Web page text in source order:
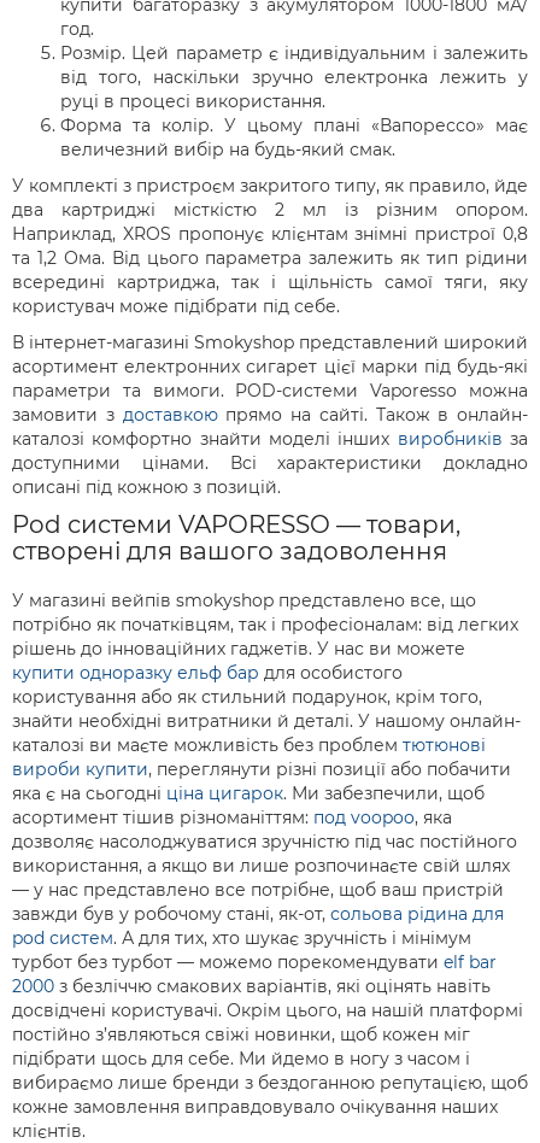
купити багаторазку з акумулятором 1000-1800 мА/
год.
Розмір. Цей параметр є індивідуальним і залежить
від того, наскільки зручно електронка лежить у
руці в процесі використання.
Форма та колір. У цьому плані «Вапорессо» має
величезний вибір на будь-який смак.
У комплекті з пристроєм закритого типу, як правило, йде
два картриджі місткістю 2 мл із різним опором.
Наприклад, XROS пропонує клієнтам знімні пристрої 0,8
та 1,2 Ома. Від цього параметра залежить як тип рідини
всередині картриджа, так і щільність самої тяги, яку
користувач може підібрати під себе.
В інтернет-магазині Smokyshop представлений широкий
асортимент електронних сигарет цієї марки під будь-які
параметри та вимоги. POD-системи Vaporesso можна
замовити з доставкоюпрямо на сайті. Також в онлайн-
каталозі комфортно знайти моделі інших виробників за
доступними цінами. Всі характеристики докладно
описані під кожною з позицій.
Pod системи VAPORESSO — товари,
створені для вашого задоволення
У магазині вейпів smokyshop представлено все, що
потрібно як початківцям, так і професіоналам: від легких
рішень до інноваційних гаджетів. У нас ви можете
купити одноразку ельф бар для особистого
користування або як стильний подарунок, крім того,
знайти необхідні витратники й деталі. У нашому онлайн-
каталозі ви маєте можливість без проблем тютюнові
вироби купити, переглянути різні позиції або побачити
яка є на сьогодні ціна цигарок. Ми забезпечили, щоб
асортимент тішив різноманіттям: под voopoo, яка
дозволяє насолоджуватися зручністю під час постійного
використання, а якщо ви лише розпочинаєте свій шлях
— у нас представлено все потрібне, щоб ваш пристрій
завжди був у робочому стані, як-от, сольова рідина для
pod систем. А для тих, хто шукає зручність і мінімум
турбот без турбот — можемо порекомендувати elf bar
2000 з безліччю смакових варіантів, які оцінять навіть
досвідчені користувачі. Окрім цього, на нашій платформі
постійно з’являються свіжі новинки, щоб кожен міг
підібрати щось для себе. Ми йдемо в ногу з часом і
вибираємо лише бренди з бездоганною репутацією, щоб
кожне замовлення виправдовувало очікування наших
клієнтів.